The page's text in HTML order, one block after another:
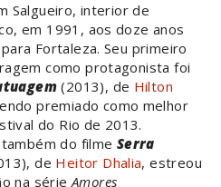
Salgueiro, interior de
em 1991, aos doze anos
Fortaleza. Seu primeiro
como protagonista foi
(2013), de Hilton
premiado como melhor
do Rio de 2013.
do filme Serra
de Heitor Dhalia, estreou
na sérieAmores